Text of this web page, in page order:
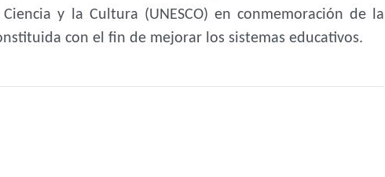
y la Cultura (UNESCO) en conmemoración de la
con el fin de mejorar los sistemas educativos.